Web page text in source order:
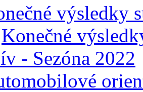
výsledky
Konečné
- Sezóna 2022